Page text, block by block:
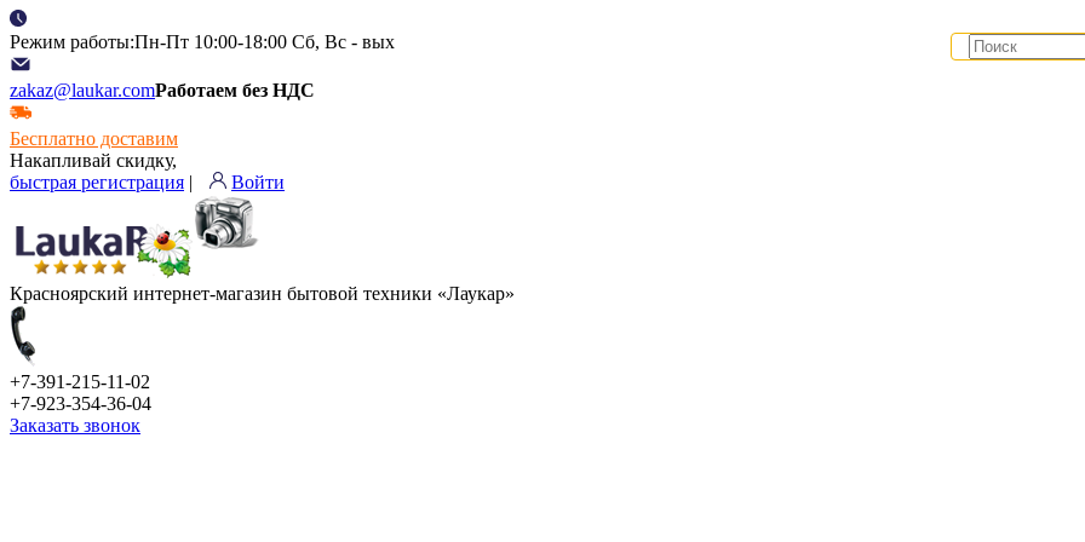
Режим работы:Пн-Пт 10:00-18:00 Сб, Вс - вых
zakaz@laukar.comРаботаем без НДС
Бесплатно доставим
Накапливай скидку,
быстрая регистрация | Войти
Красноярский интернет-магазин бытовой техники «Лаукар»
+7-391-215-11-02
+7-923-354-36-04
Заказать звонок